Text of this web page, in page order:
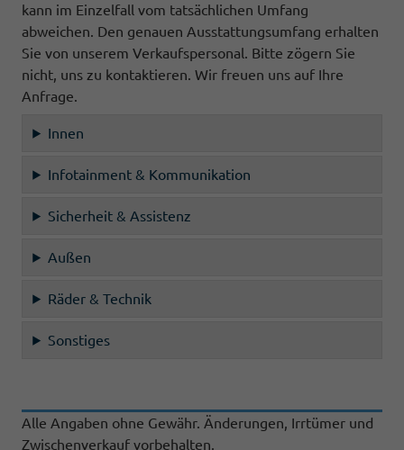
kann im Einzelfall vom tatsächlichen Umfang
abweichen. Den genauen Ausstattungsumfang erhalten
Sie von unserem Verkaufspersonal. Bitte zögern Sie
nicht, uns zu kontaktieren. Wir freuen uns auf Ihre
Anfrage.
Innen
Infotainment & Kommunikation
Sicherheit & Assistenz
Außen
Räder & Technik
Sonstiges
Alle Angaben ohne Gewähr. Änderungen, Irrtümer und
Zwischenverkauf vorbehalten.